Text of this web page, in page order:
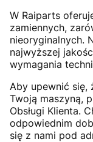
W Raiparts
zamiennych,
nieoryginalnych.
najwyższej
wymagania
Aby upewnić się,
Twoją maszyną,
Obsługi Klienta.
odpowiednim
się z nami pod